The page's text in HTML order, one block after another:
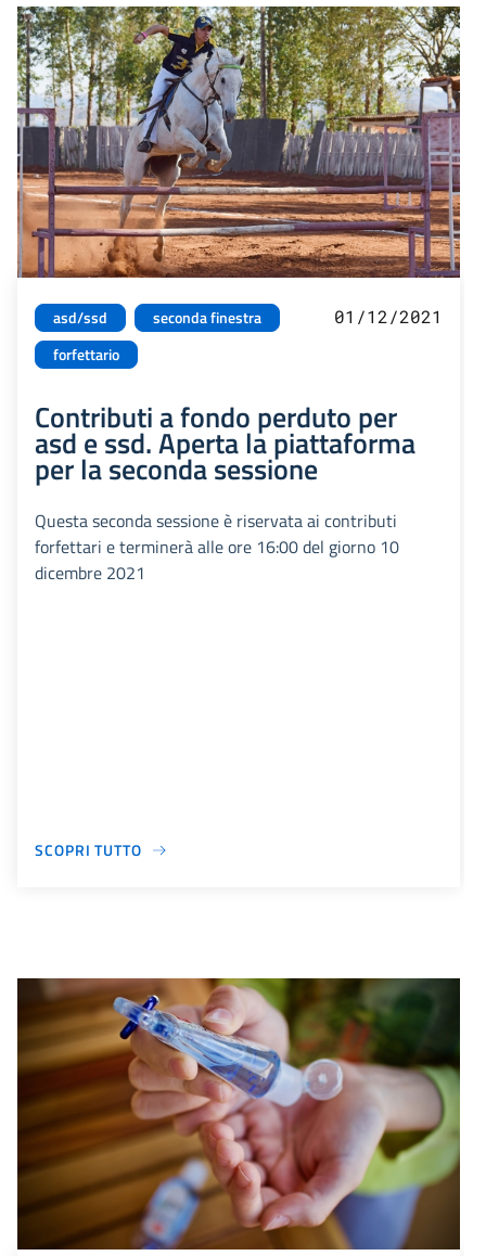
asd/ssd
seconda finestra
forfettario
01/12/2021
Contributi a fondo perduto per
asd e ssd. Aperta la piattaforma
per la seconda sessione
Questa seconda sessione è riservata ai contributi
forfettari e terminerà alle ore 16:00 del giorno 10
dicembre 2021
SCOPRI TUTTO